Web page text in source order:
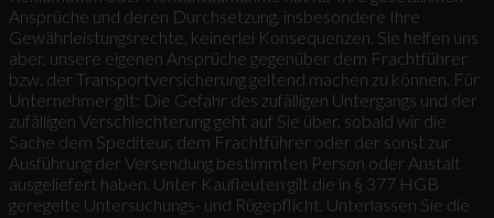
Ansprüche und deren Durchsetzung, insbesondere Ihre
Gewährleistungsrechte, keinerlei Konsequenzen. Sie helfen uns
aber, unsere eigenen Ansprüche gegenüber dem Frachtführer
bzw. der Transportversicherung geltend machen zu können. Für
Unternehmer gilt: Die Gefahr des zufälligen Untergangs und der
zufälligen Verschlechterung geht auf Sie über, sobald wir die
Sache dem Spediteur, dem Frachtführer oder der sonst zur
Ausführung der Versendung bestimmten Person oder Anstalt
ausgeliefert haben. Unter Kaufleuten gilt die in § 377 HGB
geregelte Untersuchungs- und Rügepflicht. Unterlassen Sie die